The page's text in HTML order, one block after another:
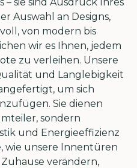
Auswahl an Designs,
von modern bis
wir es Ihnen, jedem
zu verleihen. Unsere
und Langlebigkeit
um sich
Sie dienen
sondern
und Energieeffizienz
wie unsere Innentüren
verändern,